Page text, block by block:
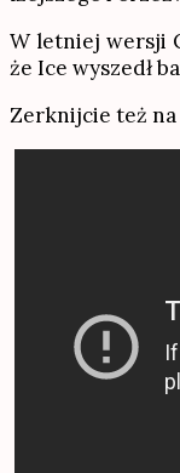
W letniej wersji
że Ice wyszedł
Zerknijcie też na